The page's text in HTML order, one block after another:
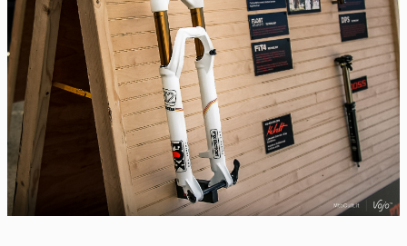
Panneau de gestion des
cookies
En autorisant ces services tiers, vous acceptez le dépôt et la
lecture de cookies et l'utilisation de technologies de suivi
nécessaires à leur bon fonctionnement.
Politique de confidentialité